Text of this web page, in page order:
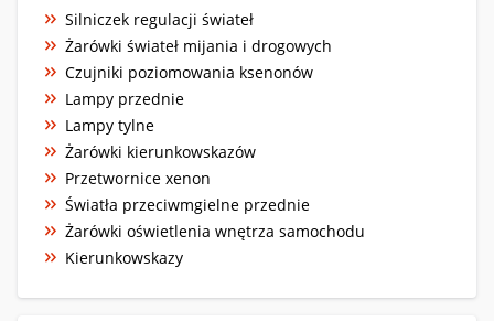
Silniczek regulacji świateł
Żarówki świateł mijania i drogowych
Czujniki poziomowania ksenonów
Lampy przednie
Lampy tylne
Żarówki kierunkowskazów
Przetwornice xenon
Światła przeciwmgielne przednie
Żarówki oświetlenia wnętrza samochodu
Kierunkowskazy